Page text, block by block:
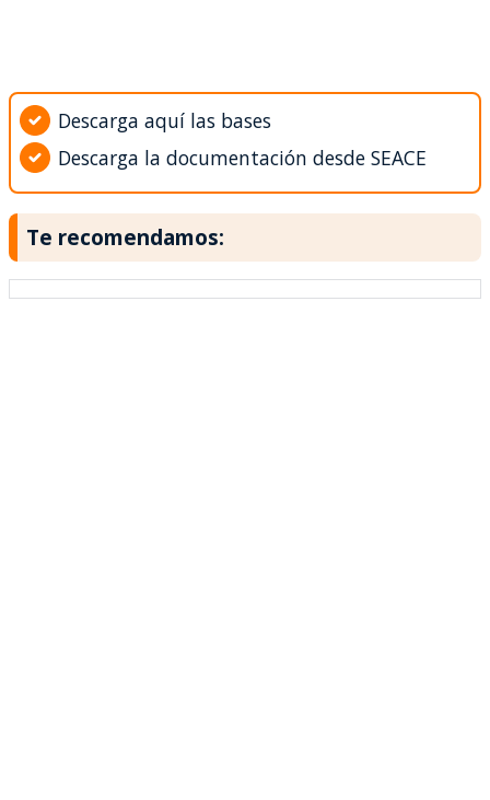
Descarga aquí las bases
Descarga la documentación desde SEACE
Te recomendamos: